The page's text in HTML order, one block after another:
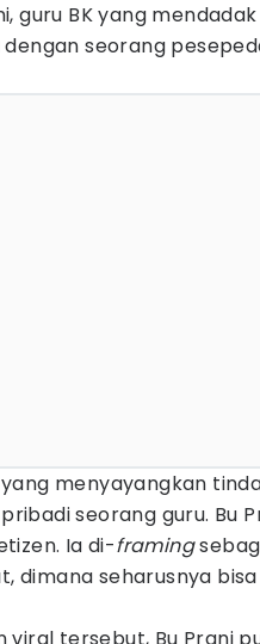
guru BK yang
seorang
menyayangkan
seorang guru. Bu
Ia di-framing
dimana seharusnya